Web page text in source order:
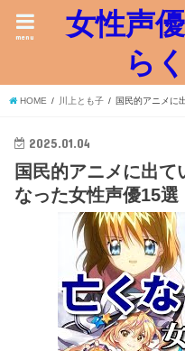
女性声
ら
menu
HOME 川上とも子 国民的アニメに
2025.01.04
国民的アニメに出
なった女性声優15選